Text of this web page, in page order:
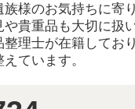
族様のお気持ちに寄
や貴重品も大切に扱
整理士が在籍してお
えています。